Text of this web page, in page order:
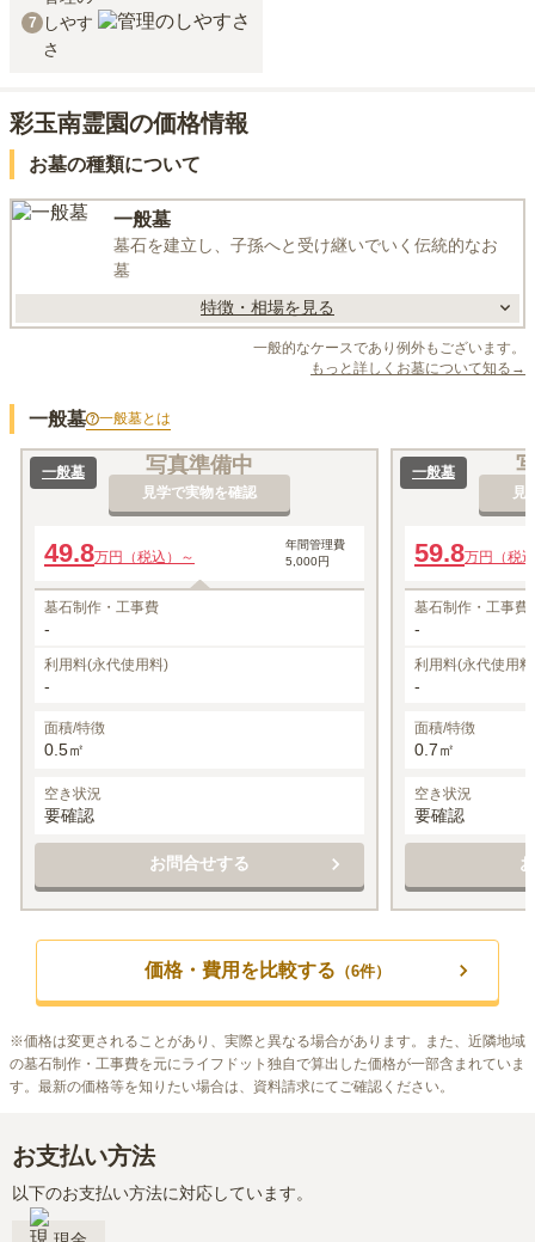
7
しやす
さ
彩玉南霊園の価格情報
お墓の種類について
一般墓
墓石を建立し、子孫へと受け継いでいく伝統的なお
墓
特徴・相場を見る
一般的なケースであり例外もございます。
もっと詳しくお墓について知る→
一般墓 一般墓とは
写真準備中
見学で実物を確認
一般墓
49.8万円（税込）～
年間管理費
5,000円
墓石制作・工事費
-
利用料(永代使用料)
-
面積/特徴
0.5㎡
空き状況
要確認
お問合せする
見
一般墓
59.8万円（税
墓石制作・工事費
-
利用料(永代使用
-
面積/特徴
0.7㎡
空き状況
要確認
価格・費用を比較する （6件）
※価格は変更されることがあり、実際と異なる場合があります。また、近隣地域
の墓石制作・工事費を元にライフドット独自で算出した価格が一部含まれていま
す。最新の価格等を知りたい場合は、資料請求にてご確認ください。
お支払い方法
以下のお支払い方法に対応しています。